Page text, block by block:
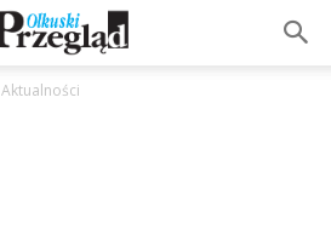
Aktualności